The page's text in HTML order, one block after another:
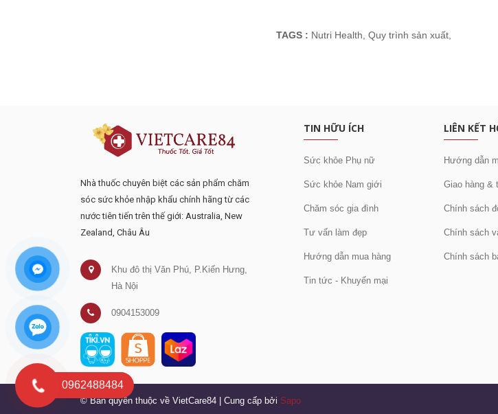
TAGS : Nutri Health Quy trình sản xuất
Nhà thuốc chuyên biệt các sản phẩm chăm
sóc sức khỏe nhập khẩu chính hãng từ các
nước tiên tiến trên thế giới: Australia, New
Zealand, Châu Âu
Khu đô thị Văn Phú, P.Kiến Hưng,
Hà Nội
0904153009
TIN HỮU ÍCH
Sức khỏe Phụ nữ
Sức khỏe Nam giới
Chăm sóc gia đình
Tư vấn làm đẹp
Hướng dẫn mua hàng
Tin tức - Khuyến mại
LIÊN KẾT
Hướng dẫn
Giao hàng &
Chính sách
Chính sách
Chính sách
© Bản quyền thuộc về VietCare84 | Cung cấp bởi Sapo
0962488484